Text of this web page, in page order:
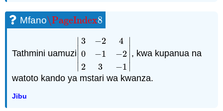
Mfano\PageIndex8
\PageIndex8
Tathmini uamuzi
∣
∣
∣
∣
3
0
2
−2
−1
3
4
−2
−1
∣
∣
∣
∣
| 3− 40− −22 3 −1|
, kwa kupanua na
watoto kando ya mstari wa kwanza.
Jibu